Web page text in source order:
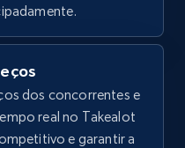
Comece agora
dos concorrentes e
real no Takealot
e garantir a